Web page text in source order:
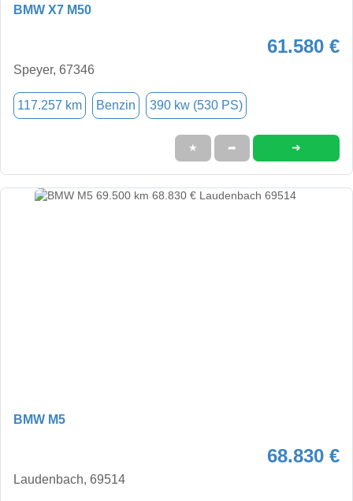
BMW X7 M50
61.580 €
Speyer, 67346
117.257 km Benzin 390 kw (530 PS)
★ ➦ ➜
BMW M5
68.830 €
Laudenbach, 69514